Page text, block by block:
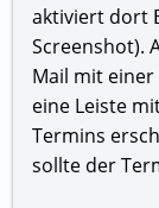
aktiviert dort
Screenshot).
Mail mit
eine Leiste
Termins
sollte der